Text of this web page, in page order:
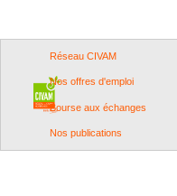
Réseau CIVAM
Nos offres d'emploi
Bourse aux échanges
Nos publications